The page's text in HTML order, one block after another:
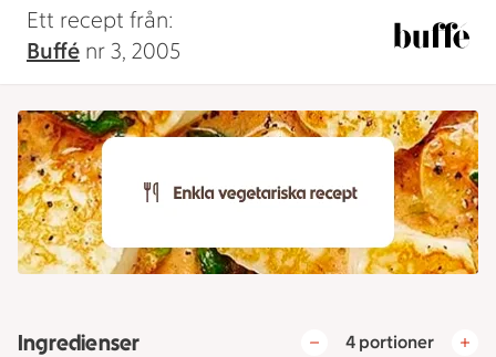
Ett recept från:
Buffé nr 3, 2005
Ingredienser 4 portioner